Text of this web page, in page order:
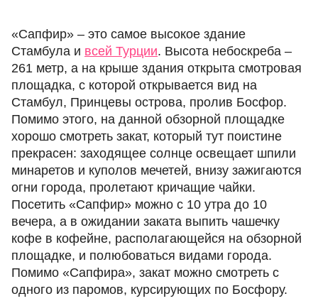
«Сапфир» – это самое высокое здание
Стамбула и всей Турции. Высота небоскреба –
261 метр, а на крыше здания открыта смотровая
площадка, с которой открывается вид на
Стамбул, Принцевы острова, пролив Босфор.
Помимо этого, на данной обзорной площадке
хорошо смотреть закат, который тут поистине
прекрасен: заходящее солнце освещает шпили
минаретов и куполов мечетей, внизу зажигаются
огни города, пролетают кричащие чайки.
Посетить «Сапфир» можно с 10 утра до 10
вечера, а в ожидании заката выпить чашечку
кофе в кофейне, располагающейся на обзорной
площадке, и полюбоваться видами города.
Помимо «Сапфира», закат можно смотреть с
одного из паромов, курсирующих по Босфору.